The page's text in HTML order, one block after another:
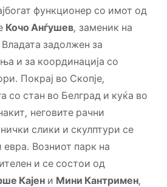
функционер со имот од
Кочо Анѓушев, заменик на
задолжен за
и за координација со
Покрај во Скопје,
со стан во Белград и куќа во
неговите рачни
слики и скулптури се
евра. Возниот парк на
и се состои од
Кајен и Мини Кантримен,